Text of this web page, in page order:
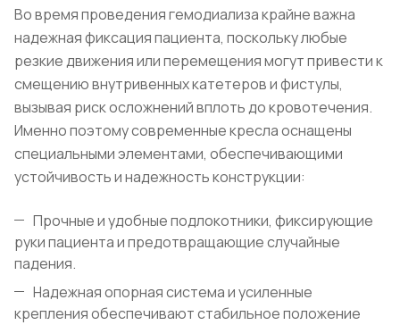
Во время проведения гемодиализа крайне важна
надежная фиксация пациента, поскольку любые
резкие движения или перемещения могут привести к
смещению внутривенных катетеров и фистулы,
вызывая риск осложнений вплоть до кровотечения.
Именно поэтому современные кресла оснащены
специальными элементами, обеспечивающими
устойчивость и надежность конструкции:
Прочные и удобные подлокотники, фиксирующие
руки пациента и предотвращающие случайные
падения.
Надежная опорная система и усиленные
крепления обеспечивают стабильное положение